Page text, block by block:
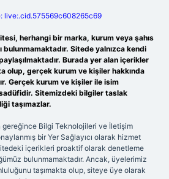
live:.cid.575569c608265c69
herhangi bir marka, kurum veya şahıs
bulunmamaktadır. Sitede yalnızca kendi
Burada yer alan içerikler
olup, gerçek kurum ve kişiler hakkında
Gerçek kurum ve kişiler ile isim
Sitemizdeki bilgiler taslak
taşımazlar.
gereğince Bilgi Teknolojileri ve İletişim
bir Yer Sağlayıcı olarak hizmet
içerikleri proaktif olarak denetleme
bulunmamaktadır. Ancak, üyelerimiz
taşımakta olup, siteye üye olarak